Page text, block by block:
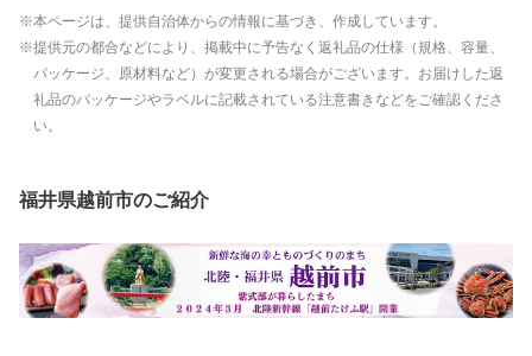
本ページは、提供自治体からの情報に基づき、作成しています。
提供元の都合などにより、掲載中に予告なく返礼品の仕様（規格、容量、
パッケージ、原材料など）が変更される場合がございます。お届けした返
礼品のパッケージやラベルに記載されている注意書きなどをご確認くださ
い。
福井県越前市のご紹介